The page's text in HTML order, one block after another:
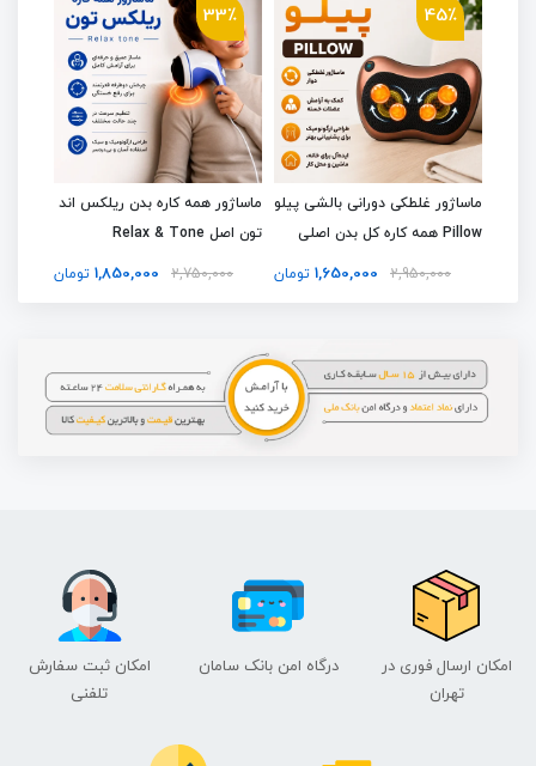
ماساژور غلطکی دورانی بالشی پیلو
Pillow همه کاره کل بدن اصلی
2,950,000
45٪
1,650,000 تومان
ماساژور همه کاره بدن ریلکس اند
تون اصل Relax & Tone
2,750,000
33٪
1,850,000 تومان
امکان ارسال فوری در
تهران
درگاه امن بانک سامان
امکان ثبت سفارش
تلفنی